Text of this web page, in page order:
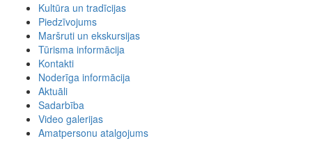
Kultūra un tradīcijas
Piedzīvojums
Maršruti un ekskursijas
Tūrisma informācija
Kontakti
Noderīga informācija
Aktuāli
Sadarbība
Video galerijas
Amatpersonu atalgojums